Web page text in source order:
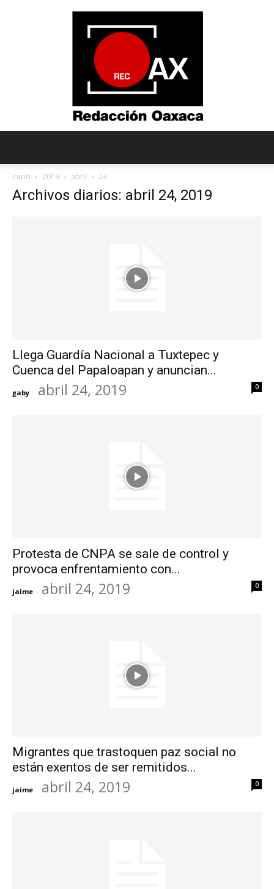
Inicio 2019 abril 24
Archivos diarios: abril 24, 2019
Llega Guardía Nacional a Tuxtepec y
Cuenca del Papaloapan y anuncian...
gaby - abril 24, 2019 0
Protesta de CNPA se sale de control y
provoca enfrentamiento con...
jaime - abril 24, 2019 0
Migrantes que trastoquen paz social no
están exentos de ser remitidos...
jaime - abril 24, 2019 0